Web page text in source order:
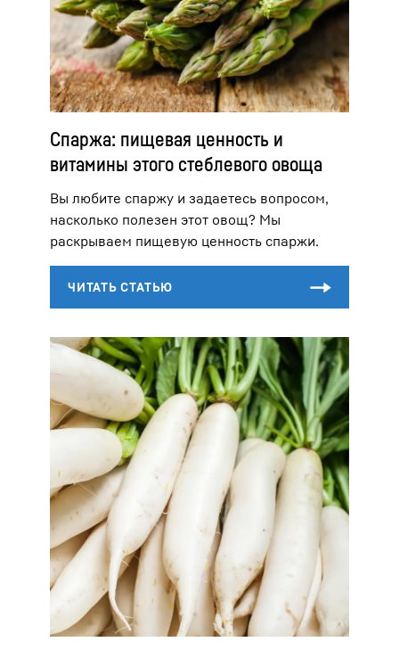
Спаржа: пищевая ценность и
витамины этого стеблевого овоща
Вы любите спаржу и задаетесь вопросом,
насколько полезен этот овощ? Мы
раскрываем пищевую ценность спаржи.